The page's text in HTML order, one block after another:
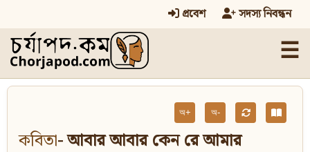
প্রবেশ সদস্য নিবন্ধন
☰
অ+ অ-
কবিতা- আবার আবার কেন রে আমার